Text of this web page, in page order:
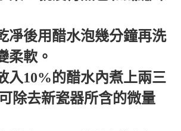
凈後用醋水泡幾分鐘再洗
柔軟。
入10%的醋水內煮上兩三
除去新瓷器所含的微量